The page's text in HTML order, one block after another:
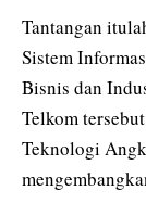
Tantangan
Sistem
Bisnis dan
Telkom
Teknologi